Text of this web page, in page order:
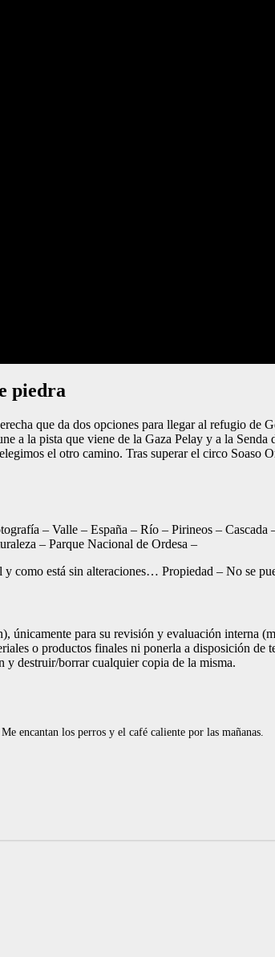
piedra
que da dos opciones para llegar al refugio
a la pista que viene de la Gaza Pelay y a la
el otro camino. Tras superar el circo Soaso
– Valle – España – Río – Pirineos –
– Parque Nacional de Ordesa –
como está sin alteraciones… Propiedad – No se
únicamente para su revisión y evaluación interna
o productos finales ni ponerla a disposición
y destruir/borrar cualquier copia de la misma.
encantan los perros y el café caliente por las mañanas.